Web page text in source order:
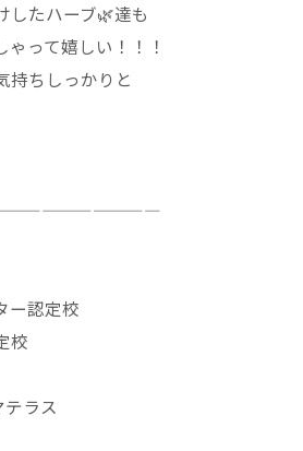
したハーブ🌿達も
って嬉しい！！！
持ちしっかりと
ー認定校
校
テラス